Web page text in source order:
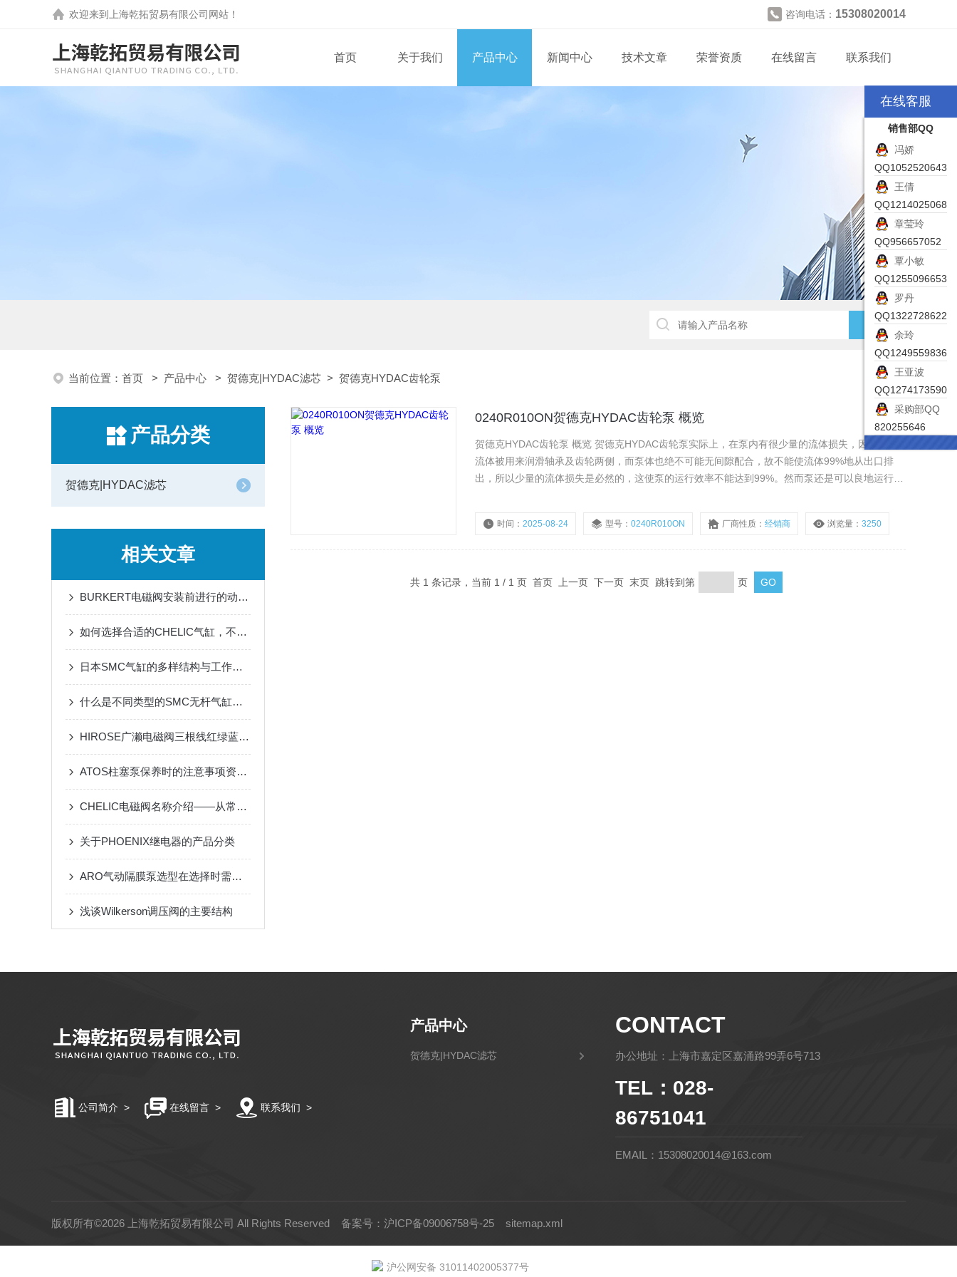
欢迎来到 上海乾拓贸易有限公司 网站！ 咨询电话： 15308020014
首页 关于我们 产品中心 新闻中心 技术文章 荣誉资质 在线留言 联系我们
当前位置： 首页 > 产品中心 > 贺德克|HYDAC滤芯 > 贺德克HYDAC齿轮泵
产品分类
贺德克|HYDAC滤芯
相关文章
BURKERT电磁阀安装前进行的动作分为哪些
如何选择合适的CHELIC气缸，不同类型的气缸种类及作用？
日本SMC气缸的多样结构与工作原理详解
什么是不同类型的SMC无杆气缸布置在一个多缸发动机?
HIROSE广濑电磁阀三根线红绿蓝接哪两根线
ATOS柱塞泵保养时的注意事项资料各有哪些
CHELIC电磁阀名称介绍——从常用名称到工作原理解析
关于PHOENIX继电器的产品分类
ARO气动隔膜泵选型在选择时需要考虑哪些问题？
浅谈Wilkerson调压阀的主要结构
0240R010ON贺德克HYDAC齿轮泵 概览
贺德克HYDAC齿轮泵 概览 贺德克HYDAC齿轮泵实际上，在泵内有很少量的流体损失，因为这些
流体被用来润滑轴承及齿轮两侧，而泵体也绝不可能无间隙配合，故不能使流体99%地从出口排
出，所以少量的流体损失是必然的，这使泵的运行效率不能达到99%。然而泵还是可以良地运行，
时间：2025-08-24 型号：0240R010ON 厂商性质：经销商 浏览量：3250
共 1 条记录，当前 1 / 1 页 首页 上一页 下一页 末页 跳转到第 页
公司简介 > 在线留言 > 联系我们 >
产品中心
贺德克|HYDAC滤芯
CONTACT
办公地址：上海市嘉定区嘉涌路99弄6号713
TEL：028-
86751041
EMAIL：15308020014@163.com
版权所有©2026 上海乾拓贸易有限公司 All Rights Reserved 备案号：沪ICP备09006758号-25 sitemap.xml
在线客服
销售部QQ
冯娇
QQ1052520643
王倩
QQ1214025068
章莹玲
QQ956657052
覃小敏
QQ1255096653
罗丹
QQ1322728622
余玲
QQ1249559836
王亚波
QQ1274173590
采购部QQ
820255646
沪公网安备 31011402005377号